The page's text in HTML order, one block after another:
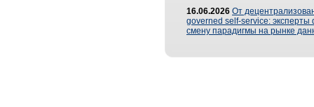
16.06.2026 От
governed self-service: эксперты
смену парадигмы на рынке